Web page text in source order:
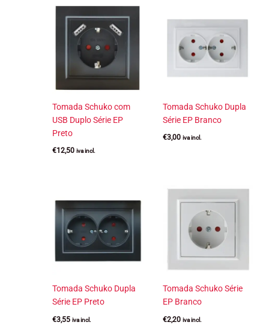
Tomada Schuko com
USB Duplo Série EP
Preto
€12,50 iva incl.
Tomada Schuko Dupla
Série EP Branco
€3,00 iva incl.
Tomada Schuko Dupla
Série EP Preto
€3,55 iva incl.
Tomada Schuko Série
EP Branco
€2,20 iva incl.